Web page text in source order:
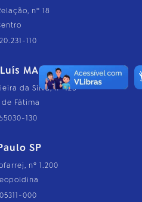
nº 18
110
MA
da Silva, nº 126
Fátima
130
SP
nº 1.200
000